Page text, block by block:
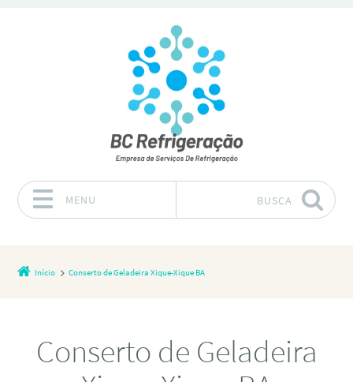
MENU BUSCA
Início Conserto de Geladeira Xique-Xique BA
Conserto de Geladeira